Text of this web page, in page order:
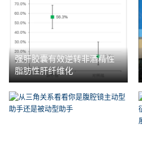
强肝胶囊有效逆转非酒精性
脂肪性肝纤维化